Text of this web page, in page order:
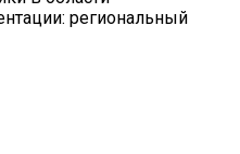
региональный